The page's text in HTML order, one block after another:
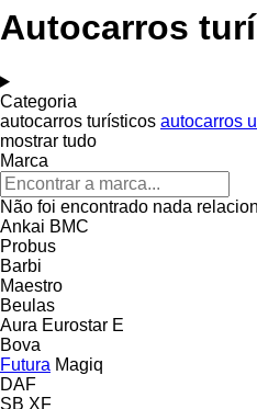
Autocarros
Categoria
autocarros turísticos autocarros
mostrar tudo
Marca
Não foi encontrado nada
Ankai BMC
Probus
Barbi
Maestro
Beulas
Aura Eurostar E
Bova
Futura Magiq
DAF
SB XF